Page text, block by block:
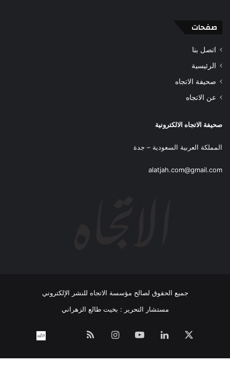
صفحات
اتصل بنا
الرئيسية
صحيفة الاتجاه
عن الاتجاه
صحيفة الاتجاه الالكترونية
المملكة العربية السعودية – جدة
alatjah.com@gmail.com
جميع الحقوق لصالح مؤسسة الاتجاه للنشر الإلكتروني
مستشار التحرير : بخيت طالع الزهراني
لينكدإن ‫YouTubeانستقرام
الموقع
نبض
بــنـا